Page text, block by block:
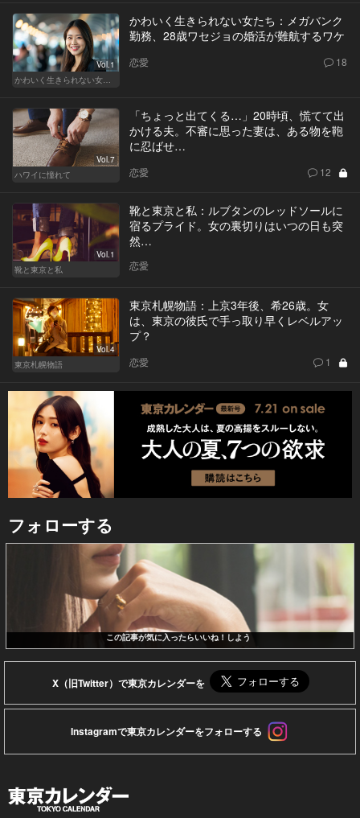
Vol.1
かわいく生きられない女たち：メガバンク
勤務、28歳ワセジョの婚活が難航するワケ
恋愛 18
Vol.7
ハワイに憧れて
「ちょっと出てくる…」20時頃、慌てて出
かける夫。不審に思った妻は、ある物を鞄
に忍ばせ…
恋愛 12
Vol.1
靴と東京と私
靴と東京と私：ルブタンのレッドソールに
宿るプライド。女の裏切りはいつの日も突
然…
恋愛
Vol.4
東京札幌物語
東京札幌物語：上京3年後、希26歳。女
は、東京の彼氏で手っ取り早くレベルアッ
プ？
恋愛 1
フォローする
この記事が気に入ったらいいね！しよう
X（旧Twitter）で東京カレンダーを
Instagramで東京カレンダーをフォローする